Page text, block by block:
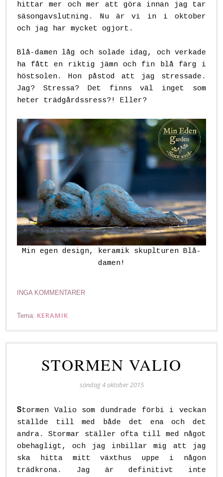
hittar mer och mer att göra innan jag tar
säsongavslutning. Nu är vi in i oktober
och jag har mycket ogjort.
Blå-damen låg och solade idag, och verkade
ha fått en riktig jämn och fin blå färg i
höstsolen. Hon påstod att jag stressade.
Jag? Stressa? Det finns väl inget som
heter trädgårdssress?! Eller?
Min egen design, keramik skuplturen Blå-
damen!
INGA KOMMENTARER
Tema: KERAMIK
STORMEN VALIO
söndag 4 oktober 2015
Stormen Valio som dundrade förbi i veckan
ställde till med både det ena och det
andra. Stormar ställer ofta till med något
obehagligt, och jag inbillar mig att jag
ska hitta mitt växthus uppe i någon
trädkrona. Jag är definitivt inte